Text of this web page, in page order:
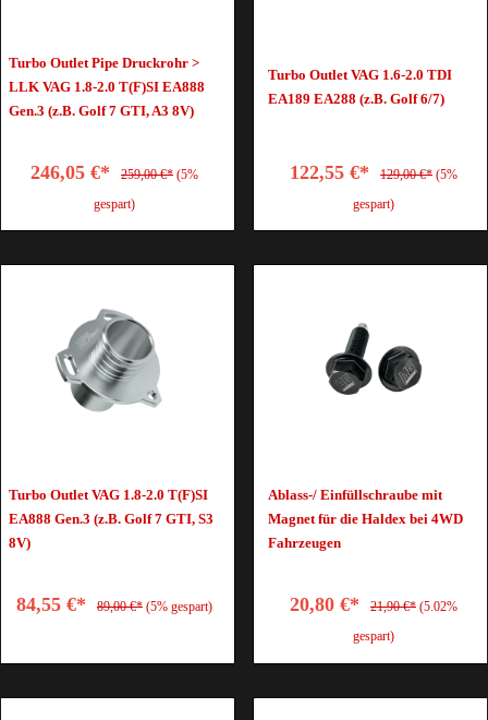
Turbo Outlet Pipe Druckrohr >
LLK VAG 1.8-2.0 T(F)SI EA888
Gen.3 (z.B. Golf 7 GTI, A3 8V)
246,05 €* 259,00 €* (5%
gespart)
Turbo Outlet VAG 1.6-2.0 TDI
EA189 EA288 (z.B. Golf 6/7)
122,55 €* 129,00 €* (5%
gespart)
Turbo Outlet VAG 1.8-2.0 T(F)SI
EA888 Gen.3 (z.B. Golf 7 GTI, S3
8V)
84,55 €* 89,00 €* (5% gespart)
Ablass-/ Einfüllschraube mit
Magnet für die Haldex bei 4WD
Fahrzeugen
20,80 €* 21,90 €* (5.02%
gespart)